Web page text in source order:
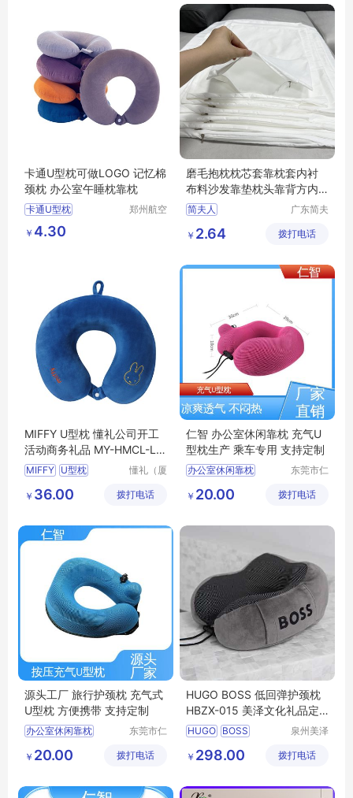
卡通U型枕可做LOGO 记忆棉
颈枕 办公室午睡枕靠枕
卡通U型枕
办公室午睡枕靠枕
郑州航空
￥ 4.30
磨毛抱枕枕芯套靠枕套内衬
布料沙发靠垫枕头靠背方内
套不含芯
简夫人
广东简夫
限公司
￥ 2.64 拨打电话
MIFFY U型枕 懂礼公司开工
活动商务礼品 MY-HMCL-L5
-26
MIFFY U型枕
商务礼品 MY
HMCL
懂礼（厦
链有限公
￥ 36.00 拨打电话
仁智 办公室休闲靠枕 充气U
型枕生产 乘车专用 支持定制
办公室休闲靠枕
透气型U型枕
东莞市仁
技有限公
￥ 20.00 拨打电话
源头工厂 旅行护颈枕 充气式
U型枕 方便携带 支持定制
办公室休闲靠枕
居家休闲靠枕
护颈枕
东莞市仁
技有限公
￥ 20.00 拨打电话
HUGO BOSS 低回弹护颈枕
HBZX-015 美泽文化礼品定
制 MY-JDSY-(T)-747
HUGO BOSS
015 文化礼品定制
泉州美泽
公司
￥ 298.00 拨打电话